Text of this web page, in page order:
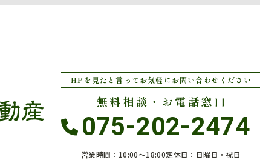
HPを見たと言ってお気軽にお問い合わせください
無料相談・お電話窓口
075-202-2474
営業時間：10:00〜18:00定休日：日曜日・祝日